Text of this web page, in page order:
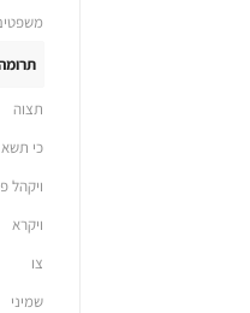
תצוה
כי תשא
ויקהל
ויקרא
צו
שמיני